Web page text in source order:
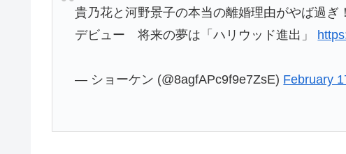
貴乃花と河野景子の本当の離婚理由がやば過
デビュー 将来の夢は「ハリウッド進出」
— ショーケン (@8agfAPc9f9e7ZsE) February